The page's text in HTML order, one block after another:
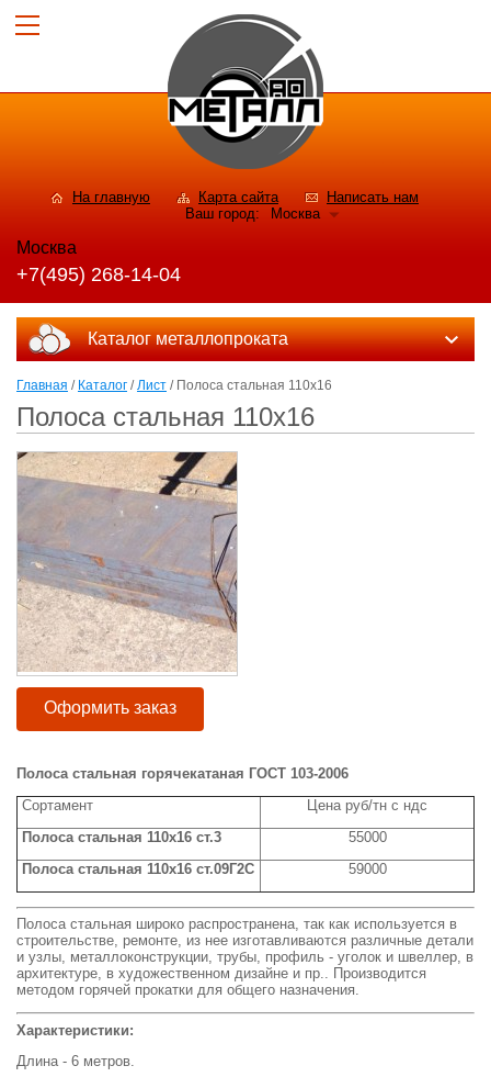
На главную Карта сайта
Написать нам
Ваш город:
Москва
Москва
+7(495) 268-14-04
Каталог металлопроката
Главная / Каталог /Лист / Полоса стальная 110x16
Полоса стальная 110x16
Оформить заказ
Полоса стальная горячекатаная ГОСТ 103-2006
Сортамент
Цена руб/тн с ндс
Полоса стальная 110x16 ст.3
55000
Полоса стальная 110x16 ст.09Г2С
59000
Полоса стальная широко распространена, так как используется в
строительстве, ремонте, из нее изготавливаются различные детали
и узлы, металлоконструкции, трубы, профиль - уголок и швеллер, в
архитектуре, в художественном дизайне и пр.. Производится
методом горячей прокатки для общего назначения.
Характеристики:
Длина - 6 метров.